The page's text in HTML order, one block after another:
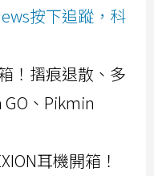
按下追蹤，科
！摺痕退散、多
、Pikmin
耳機開箱！